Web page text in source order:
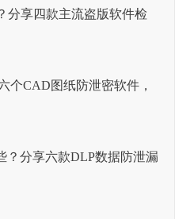
分享四款主流盗版软件检
个CAD图纸防泄密软件，
？分享六款DLP数据防泄漏